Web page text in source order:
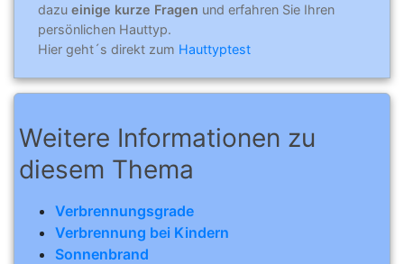
dazu einige kurze Fragen und erfahren Sie Ihren
persönlichen Hauttyp.
Hier geht´s direkt zum Hauttyptest
Weitere Informationen zu
diesem Thema
Verbrennungsgrade
Verbrennung bei Kindern
Sonnenbrand